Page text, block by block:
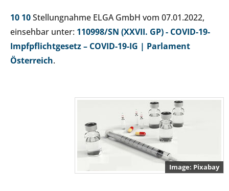
10 10Stellungnahme ELGA GmbH vom 07.01.2022,
einsehbar unter: 110998/SN (XXVII. GP) - COVID-19-
Impfpflichtgesetz – COVID-19-IG | Parlament
Österreich.
Pixabay